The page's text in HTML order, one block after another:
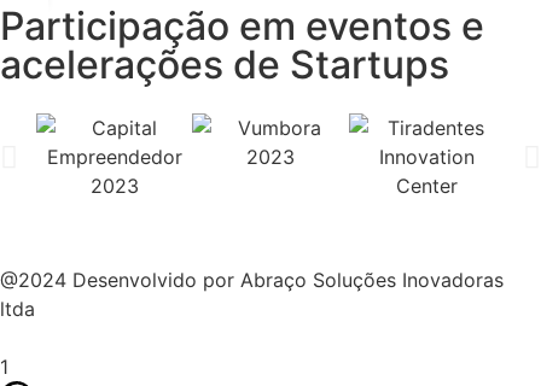
Participação em eventos e
acelerações de Startups
@2024 Desenvolvido por Abraço Soluções Inovadoras
ltda
1